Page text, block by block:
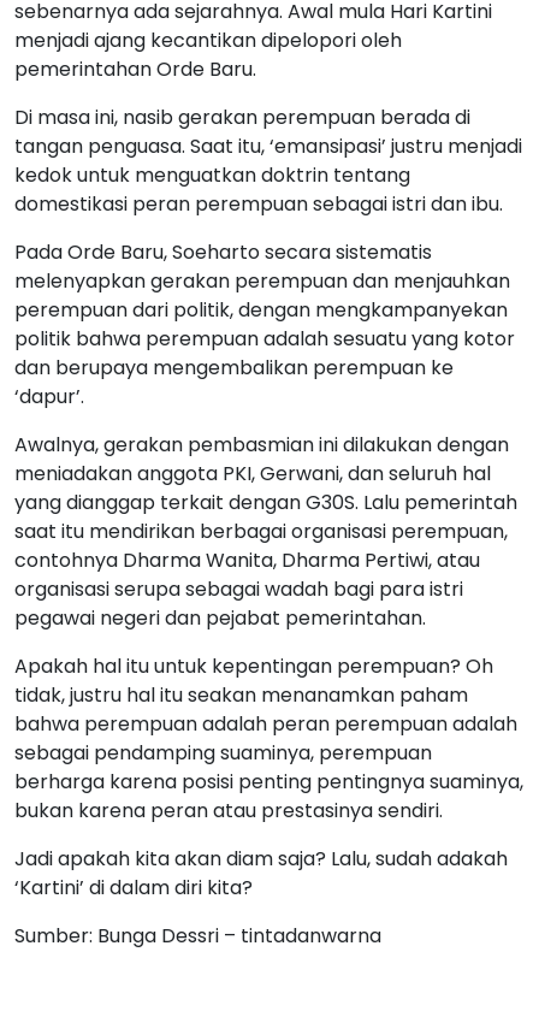
sebenarnya ada sejarahnya. Awal mula Hari Kartini
menjadi ajang kecantikan dipelopori oleh
pemerintahan Orde Baru.
Di masa ini, nasib gerakan perempuan berada di
tangan penguasa. Saat itu, ‘emansipasi’ justru menjadi
kedok untuk menguatkan doktrin tentang
domestikasi peran perempuan sebagai istri dan ibu.
Pada Orde Baru, Soeharto secara sistematis
melenyapkan gerakan perempuan dan menjauhkan
perempuan dari politik, dengan mengkampanyekan
politik bahwa perempuan adalah sesuatu yang kotor
dan berupaya mengembalikan perempuan ke
‘dapur’.
Awalnya, gerakan pembasmian ini dilakukan dengan
meniadakan anggota PKI, Gerwani, dan seluruh hal
yang dianggap terkait dengan G30S. Lalu pemerintah
saat itu mendirikan berbagai organisasi perempuan,
contohnya Dharma Wanita, Dharma Pertiwi, atau
organisasi serupa sebagai wadah bagi para istri
pegawai negeri dan pejabat pemerintahan.
Apakah hal itu untuk kepentingan perempuan? Oh
tidak, justru hal itu seakan menanamkan paham
bahwa perempuan adalah peran perempuan adalah
sebagai pendamping suaminya, perempuan
berharga karena posisi penting pentingnya suaminya,
bukan karena peran atau prestasinya sendiri.
Jadi apakah kita akan diam saja? Lalu, sudah adakah
‘Kartini’ di dalam diri kita?
Sumber: Bunga Dessri – tintadanwarna